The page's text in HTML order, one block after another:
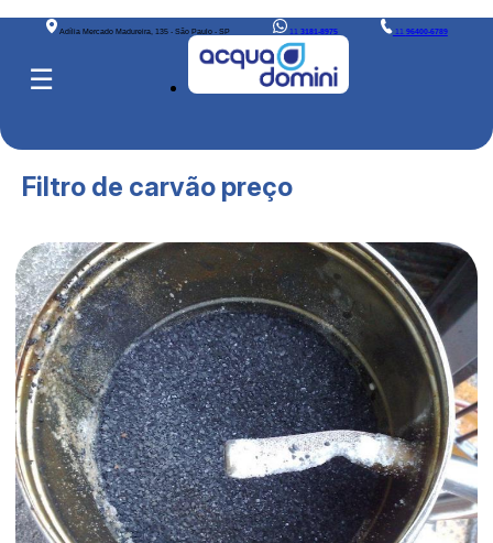
Adília Mercado Madureira, 135 - São Paulo - SP 113181-8975 11 96400-6789
☰
Filtro de carvão preço